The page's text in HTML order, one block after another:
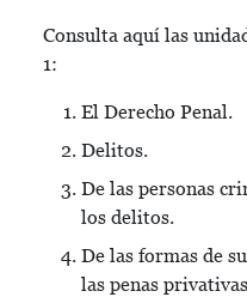
Consulta aquí las
1:
El Derecho Penal.
Delitos.
De las personas
los delitos.
De las formas de
las penas